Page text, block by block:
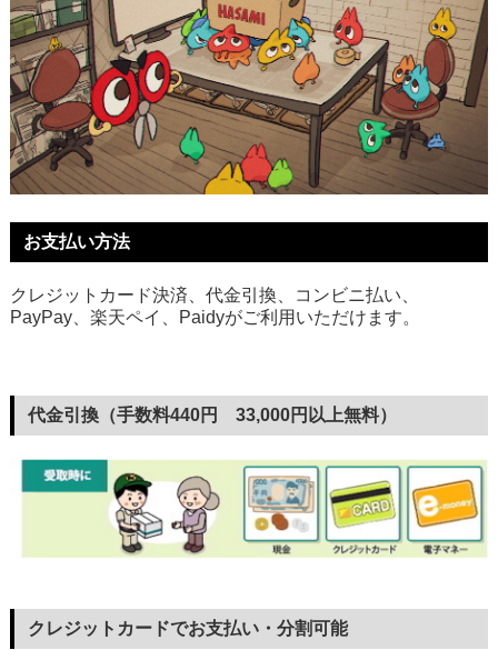
お支払い方法
クレジットカード決済、代金引換、コンビニ払い、
PayPay、楽天ペイ、Paidyがご利用いただけます。
代金引換（手数料440円 33,000円以上無料）
クレジットカードでお支払い・分割可能